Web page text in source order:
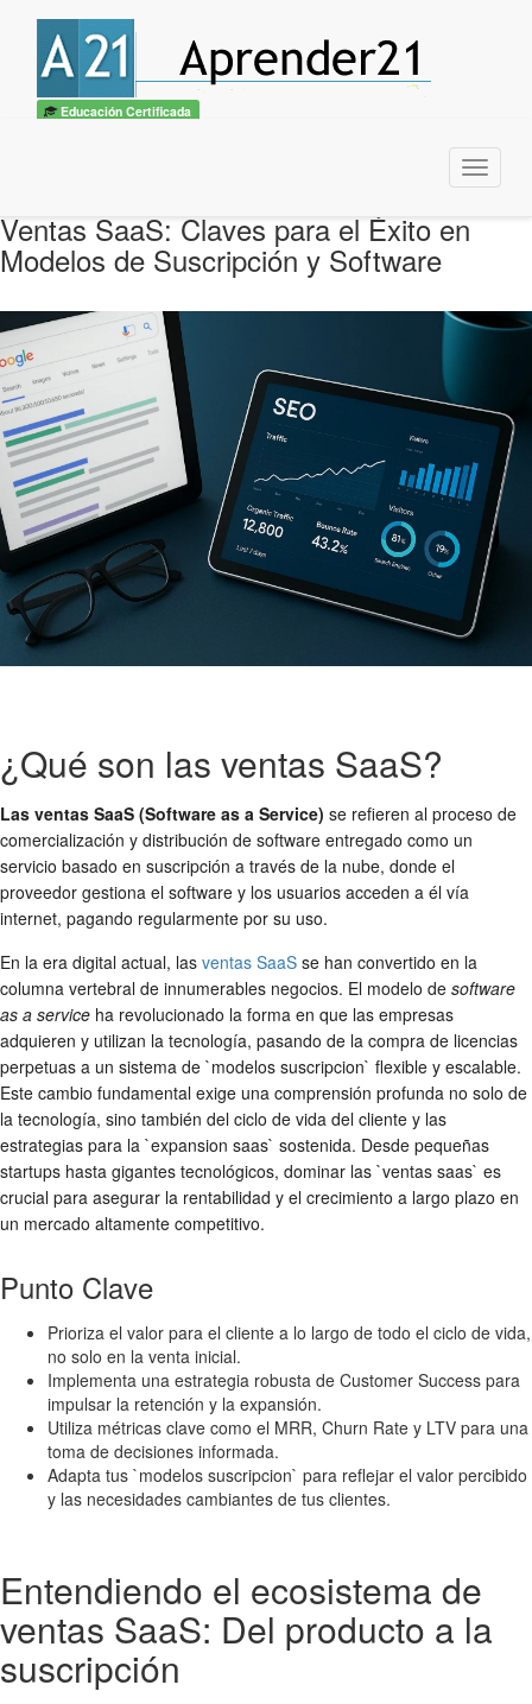
Educación Certificada
Menu
Ventas SaaS: Claves para el Éxito en
Modelos de Suscripción y Software
¿Qué son las ventas SaaS?
Las ventas SaaS (Software as a Service) se refieren al proceso de
comercialización y distribución de software entregado como un
servicio basado en suscripción a través de la nube, donde el
proveedor gestiona el software y los usuarios acceden a él vía
internet, pagando regularmente por su uso.
En la era digital actual, las ventas SaaS se han convertido en la
columna vertebral de innumerables negocios. El modelo de software
as a service ha revolucionado la forma en que las empresas
adquieren y utilizan la tecnología, pasando de la compra de licencias
perpetuas a un sistema de `modelos suscripcion` flexible y escalable.
Este cambio fundamental exige una comprensión profunda no solo de
la tecnología, sino también del ciclo de vida del cliente y las
estrategias para la `expansion saas` sostenida. Desde pequeñas
startups hasta gigantes tecnológicos, dominar las `ventas saas` es
crucial para asegurar la rentabilidad y el crecimiento a largo plazo en
un mercado altamente competitivo.
Punto Clave
Prioriza el valor para el cliente a lo largo de todo el ciclo de vida,
no solo en la venta inicial.
Implementa una estrategia robusta de Customer Success para
impulsar la retención y la expansión.
Utiliza métricas clave como el MRR, Churn Rate y LTV para una
toma de decisiones informada.
Adapta tus `modelos suscripcion` para reflejar el valor percibido
y las necesidades cambiantes de tus clientes.
Entendiendo el ecosistema de
ventas SaaS: Del producto a la
suscripción